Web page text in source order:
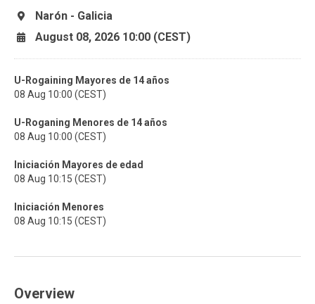
Narón - Galicia
August 08, 2026 10:00 (CEST)
U-Rogaining Mayores de 14 años
08 Aug 10:00 (CEST)
U-Roganing Menores de 14 años
08 Aug 10:00 (CEST)
Iniciación Mayores de edad
08 Aug 10:15 (CEST)
Iniciación Menores
08 Aug 10:15 (CEST)
Overview